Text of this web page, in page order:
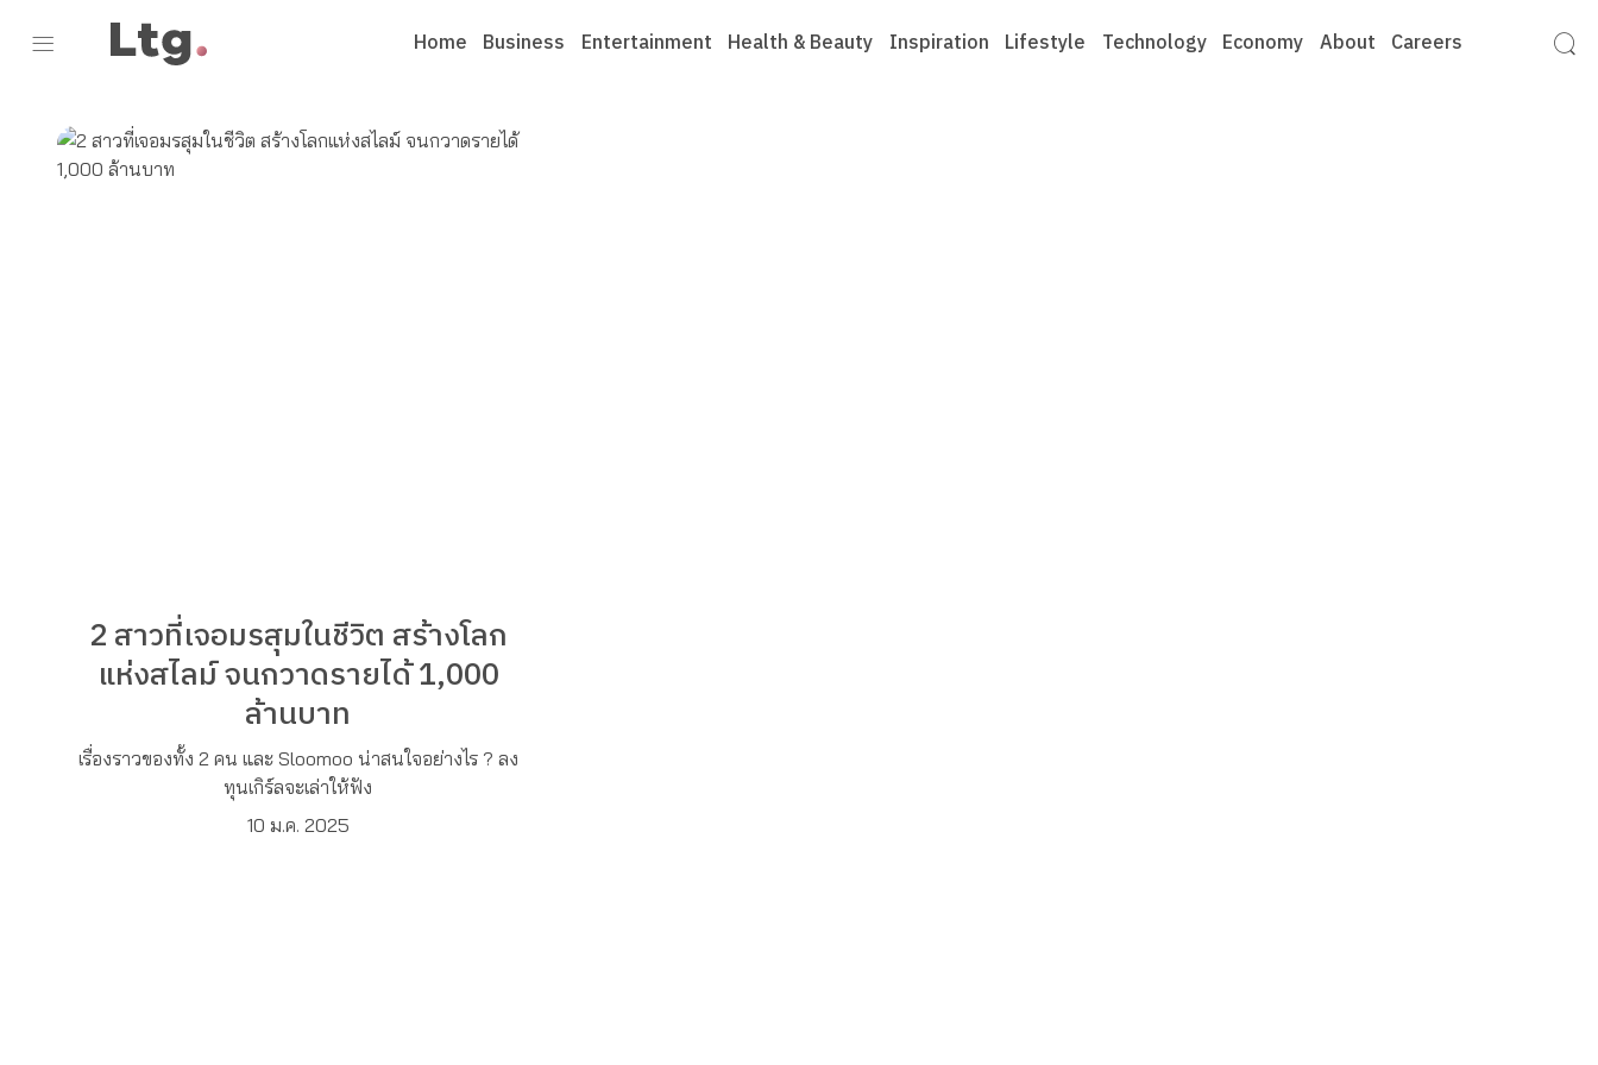
Home Business Entertainment Health & Beauty Inspiration Lifestyle Technology Economy About Careers
2 สาวที่เจอมรสุมในชีวิต สร้างโลก
แห่งสไลม์ จนกวาดรายได้ 1,000
ล้านบาท
เรื่องราวของทั้ง 2 คน และ Sloomoo น่าสนใจอย่างไร ? ลง
ทุนเกิร์ลจะเล่าให้ฟัง
10 ม.ค. 2025